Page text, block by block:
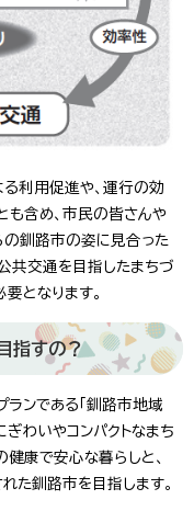
利用促進や、運行の効
も含め、市民の皆さんや
の釧路市の姿に見合った
共交通を目指したまちづ
となります。
指すの？
ンである「釧路市地域
わいやコンパクトなまち
康で安心な暮らしと、
た釧路市を目指します。